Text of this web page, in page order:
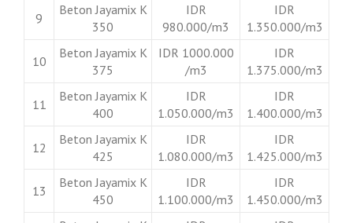
9
Beton Jayamix K
350
IDR
980.000/m3
IDR
1.350.000/m3
10
Beton Jayamix K
375
IDR 1000.000
/m3
IDR
1.375.000/m3
11
Beton Jayamix K
400
IDR
1.050.000/m3
IDR
1.400.000/m3
12
Beton Jayamix K
425
IDR
1.080.000/m3
IDR
1.425.000/m3
13
Beton Jayamix K
450
IDR
1.100.000/m3
IDR
1.450.000/m3